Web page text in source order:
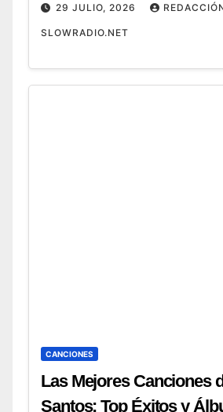
29 JULIO, 2026
SLOWRADIO.NET
CANCIONES
Las Mejores Canciones
Santos: Top Éxitos y